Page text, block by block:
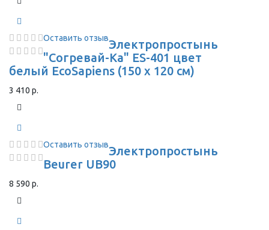
Оставить отзывЭлектропростынь
"Согревай-Ка" ES-401 цвет
белый EcoSapiens (150 х 120 см)
3 410 р.
Оставить отзывЭлектропростынь
Beurer UB90
8 590 р.